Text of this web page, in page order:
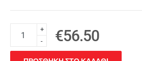
+
-
€56.50